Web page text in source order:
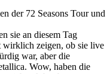
der 72 Seasons Tour und
sie an diesem Tag
wirklich zeigen, ob sie live
war, aber die
Wow, haben die